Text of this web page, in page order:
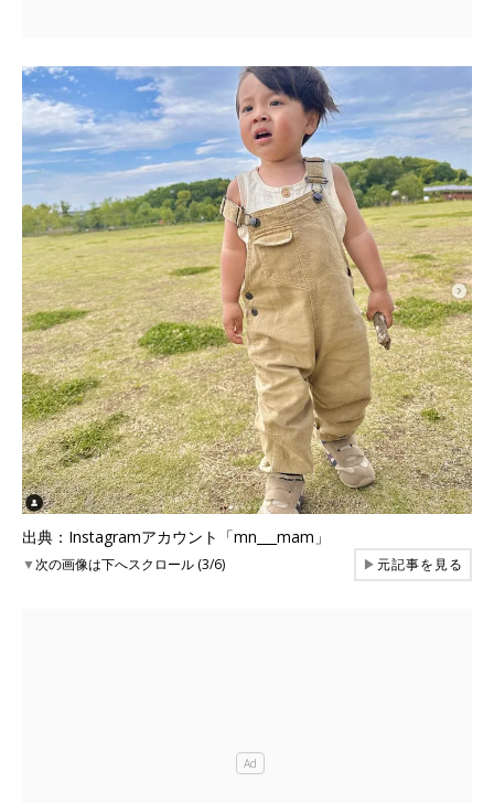
出典：Instagramアカウント「mn___mam」
▼次の画像は下へスクロール (3/6) ▶元記事を見る